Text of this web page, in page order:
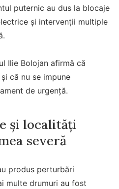
puternic au dus la blocaje
și intervenții multiple
Ilie Bolojan afirmă că
că nu se impune
de urgență.
și localități
severă
produs perturbări
multe drumuri au fost